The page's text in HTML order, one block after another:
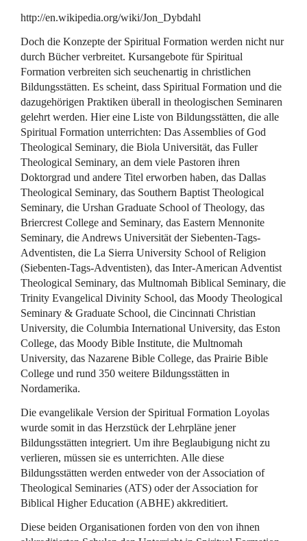
http://en.wikipedia.org/wiki/Jon_Dybdahl
Doch die Konzepte der Spiritual Formation werden nicht nur
durch Bücher verbreitet. Kursangebote für Spiritual
Formation verbreiten sich seuchenartig in christlichen
Bildungsstätten. Es scheint, dass Spiritual Formation und die
dazugehörigen Praktiken überall in theologischen Seminaren
gelehrt werden. Hier eine Liste von Bildungsstätten, die alle
Spiritual Formation unterrichten: Das Assemblies of God
Theological Seminary, die Biola Universität, das Fuller
Theological Seminary, an dem viele Pastoren ihren
Doktorgrad und andere Titel erworben haben, das Dallas
Theological Seminary, das Southern Baptist Theological
Seminary, die Urshan Graduate School of Theology, das
Briercrest College and Seminary, das Eastern Mennonite
Seminary, die Andrews Universität der Siebenten-Tags-
Adventisten, die La Sierra University School of Religion
(Siebenten-Tags-Adventisten), das Inter-American Adventist
Theological Seminary, das Multnomah Biblical Seminary, die
Trinity Evangelical Divinity School, das Moody Theological
Seminary & Graduate School, die Cincinnati Christian
University, die Columbia International University, das Eston
College, das Moody Bible Institute, die Multnomah
University, das Nazarene Bible College, das Prairie Bible
College und rund 350 weitere Bildungsstätten in
Nordamerika.
Die evangelikale Version der Spiritual Formation Loyolas
wurde somit in das Herzstück der Lehrpläne jener
Bildungsstätten integriert. Um ihre Beglaubigung nicht zu
verlieren, müssen sie es unterrichten. Alle diese
Bildungsstätten werden entweder von der Association of
Theological Seminaries (ATS) oder der Association for
Biblical Higher Education (ABHE) akkreditiert.
Diese beiden Organisationen forden von den von ihnen